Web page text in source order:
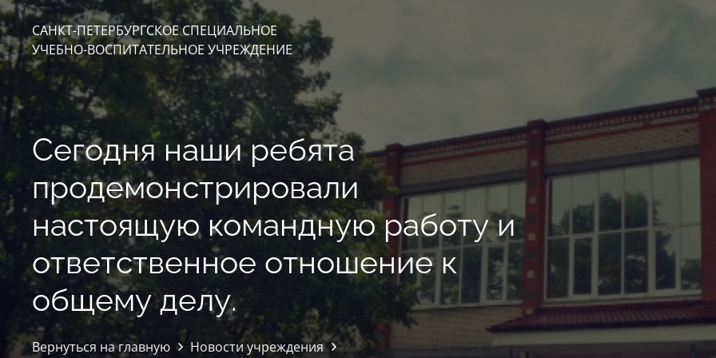
САНКТ-ПЕТЕРБУРГСКОЕ СПЕЦИАЛЬНОЕ
УЧЕБНО-ВОСПИТАТЕЛЬНОЕ УЧРЕЖДЕНИЕ
Сегодня наши ребята
продемонстрировали
настоящую командную работу и
ответственное отношение к
общему делу.
Вернуться на главную
Новости учреждения